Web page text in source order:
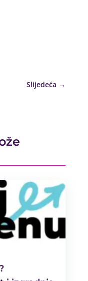
Slijedeća →